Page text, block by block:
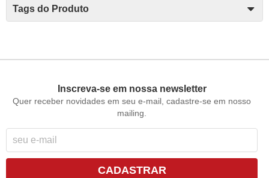
Tags do Produto
Inscreva-se em nossa newsletter
Quer receber novidades em seu e-mail, cadastre-se em nosso
mailing.
CADASTRAR